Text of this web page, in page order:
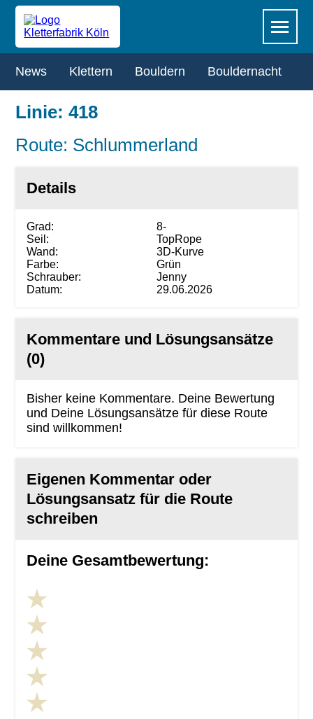
Zum
Hauptinhalt
springen
überspringen
News Klettern Bouldern Bouldernacht
Linie: 418
Route: Schlummerland
Details
Grad:
8-
Seil:
TopRope
Wand:
3D-Kurve
Farbe:
Grün
Schrauber:
Jenny
Datum:
29.06.2026
Kommentare und Lösungsansätze
(0)
Bisher keine Kommentare. Deine Bewertung
und Deine Lösungsansätze für diese Route
sind willkommen!
Eigenen Kommentar oder
Lösungsansatz für die Route
schreiben
Deine Gesamtbewertung: